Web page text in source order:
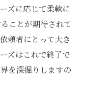
ズに応じて柔軟に
ことが期待されて
頼者にとって大き
ズはこれで終了で
を深掘りしますの